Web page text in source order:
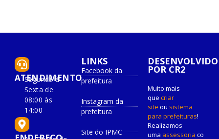
ATENDIMENTO
Segunda à
Sexta de
08:00 às
14:00
LINKS
Facebook da
prefeitura
Instagram da
prefeitura
Site do IPMC
DESENVOLVIDO
POR CR2
Muito mais
que criar
site ou sistema
para prefeituras!
Realizamos
uma assessoria co